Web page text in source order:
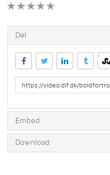
Del
URL
to
Embed
Download